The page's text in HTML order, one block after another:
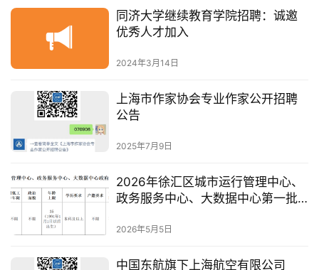
同济大学继续教育学院招聘：诚邀
优秀人才加入
2024年3月14日
上海市作家协会专业作家公开招聘
公告
2025年7月9日
2026年徐汇区城市运行管理中心、
政务服务中心、大数据中心第一批
2026年5月5日
中国东航旗下上海航空有限公司